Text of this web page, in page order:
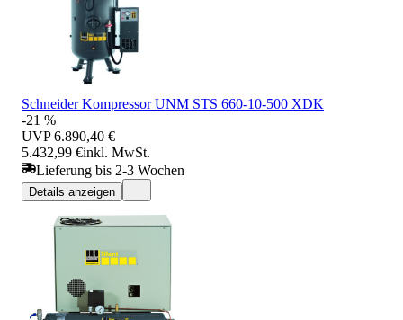
Schneider Kompressor UNM STS 660-10-500 XDK
-21 %
UVP 6.890,40 €
5.432,99 €inkl. MwSt.
Lieferung bis 2-3 Wochen
Details anzeigen